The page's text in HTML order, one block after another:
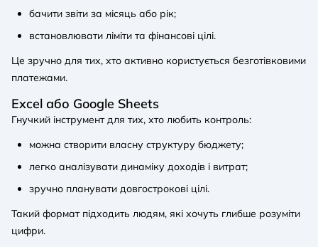
бачити звіти за місяць або рік;
встановлювати ліміти та фінансові цілі.
Це зручно для тих, хто активно користується безготівковими
платежами.
Excel або Google Sheets
Гнучкий інструмент для тих, хто любить контроль:
можна створити власну структуру бюджету;
легко аналізувати динаміку доходів і витрат;
зручно планувати довгострокові цілі.
Такий формат підходить людям, які хочуть глибше розуміти
цифри.